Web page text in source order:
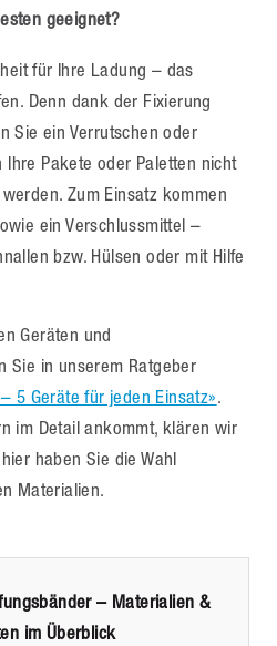
geeignet?
für Ihre Ladung – das
Denn dank der Fixierung
Sie ein Verrutschen oder
Pakete oder Paletten nicht
Zum Einsatz kommen
ein Verschlussmittel –
bzw. Hülsen oder mit Hilfe
Geräten und
Sie in unserem Ratgeber
5 Geräte für jeden Einsatz».
im Detail ankommt, klären wir
haben Sie die Wahl
Materialien.
– Materialien &
im Überblick